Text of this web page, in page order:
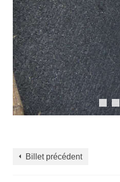
Billet précédent